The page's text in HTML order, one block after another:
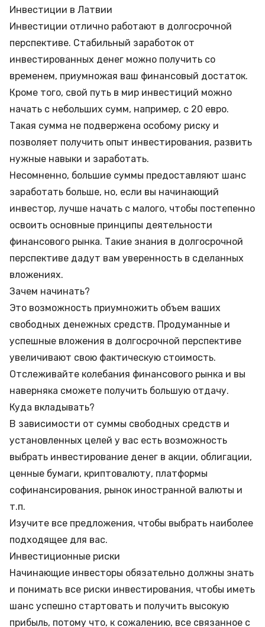
Инвестиции в Латвии
Инвестиции отлично работают в долгосрочной
перспективе. Стабильный заработок от
инвестированных денег можно получить со
временем, приумножая ваш финансовый достаток.
Кроме того, свой путь в мир инвестиций можно
начать с небольших сумм, например, с 20 евро.
Такая сумма не подвержена особому риску и
позволяет получить опыт инвестирования, развить
нужные навыки и заработать.
Несомненно, большие суммы предоставляют шанс
заработать больше, но, если вы начинающий
инвестор, лучше начать с малого, чтобы постепенно
освоить основные принципы деятельности
финансового рынка. Такие знания в долгосрочной
перспективе дадут вам уверенность в сделанных
вложениях.
Зачем начинать?
Это возможность приумножить объем ваших
свободных денежных средств. Продуманные и
успешные вложения в долгосрочной перспективе
увеличивают свою фактическую стоимость.
Отслеживайте колебания финансового рынка и вы
наверняка сможете получить большую отдачу.
Куда вкладывать?
В зависимости от суммы свободных средств и
установленных целей у вас есть возможность
выбрать инвестирование денег в акции, облигации,
ценные бумаги, криптовалюту, платформы
софинансирования, рынок иностранной валюты и
т.п.
Изучите все предложения, чтобы выбрать наиболее
подходящее для вас.
Инвестиционные риски
Начинающие инвесторы обязательно должны знать
и понимать все риски инвестирования, чтобы иметь
шанс успешно стартовать и получить высокую
прибыль, потому что, к сожалению, все связанное с